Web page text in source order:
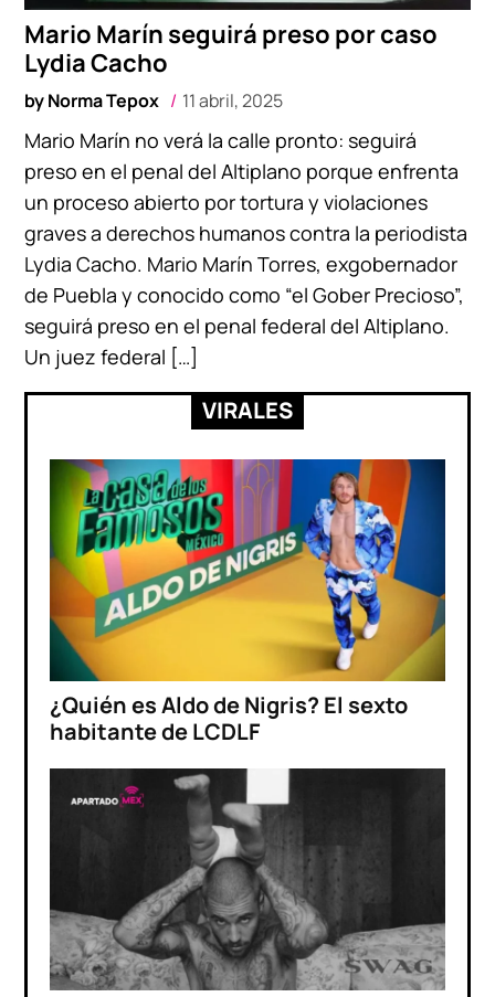
Mario Marín seguirá preso por caso
Lydia Cacho
byNorma Tepox 11 abril, 2025
Mario Marín no verá la calle pronto: seguirá
preso en el penal del Altiplano porque enfrenta
un proceso abierto por tortura y violaciones
graves a derechos humanos contra la periodista
Lydia Cacho. Mario Marín Torres, exgobernador
de Puebla y conocido como “el Gober Precioso”,
seguirá preso en el penal federal del Altiplano.
Un juez federal […]
VIRALES
¿Quién es Aldo de Nigris? El sexto
habitante de LCDLF